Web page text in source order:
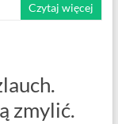
Czytaj więcej
zmylić.